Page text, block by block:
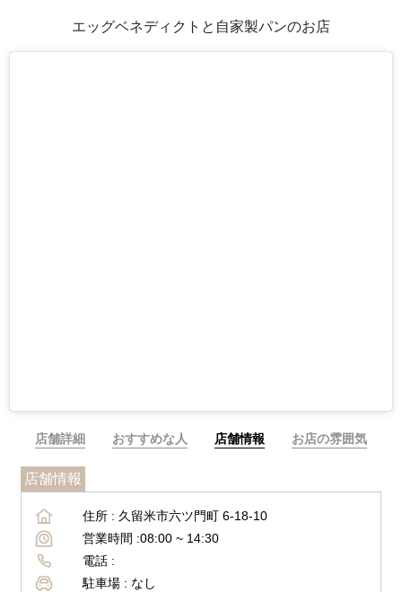
エッグベネディクトと自家製パンのお店
店舗詳細 おすすめな人 店舗情報 お店の雰囲気
店舗情報
住所 : 久留米市六ツ門町 6-18-10
営業時間 :08:00 ~ 14:30
電話 :
駐車場 : なし